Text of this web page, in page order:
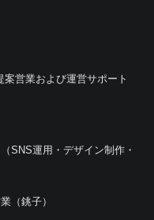
案営業および運営サポート
SNS運用・デザイン制作・
（銚子）